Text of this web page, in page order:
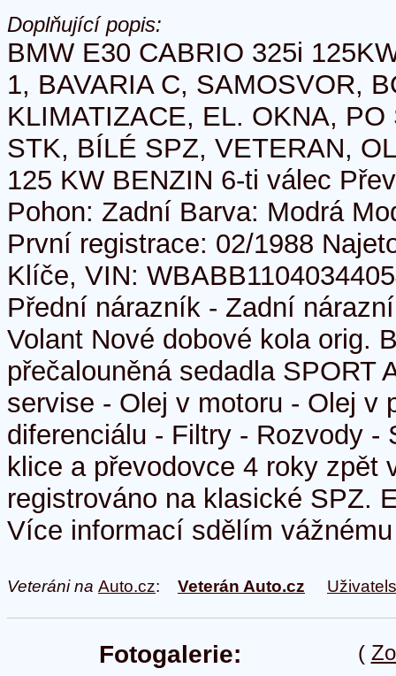
Doplňující popis:
BMW E30 CABRIO 325i
1, BAVARIA C, SAMOSVOR,
KLIMATIZACE, EL. OKNA,
STK, BÍLÉ SPZ, VETERAN,
125 KW BENZIN 6-ti válec
Pohon: Zadní Barva: Modrá
První registrace: 02/1988
Klíče, VIN:
Přední nárazník - Zadní
Volant Nové dobové kola orig.
přečalouněná sedadla SPORT
servise - Olej v motoru - Olej v
diferenciálu - Filtry - Rozvody -
klice a převodovce 4 roky zpět
registrováno na klasické SPZ.
Více informací sdělím
Veteráni na Auto.cz: Veterán Auto.cz
(
Fotogalerie: